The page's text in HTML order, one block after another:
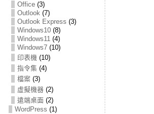
Office(3)
Outlook(7)
Outlook Express (3)
Windows10(8)
Windows11(4)
Windows7(10)
印表機 (10)
指令集 (4)
檔案 (3)
虛擬機器 (2)
遠端桌面 (2)
WordPress (1)